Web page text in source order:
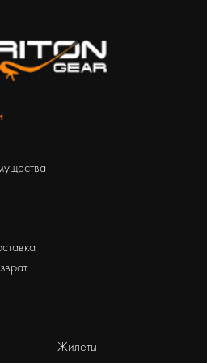
Жилеты